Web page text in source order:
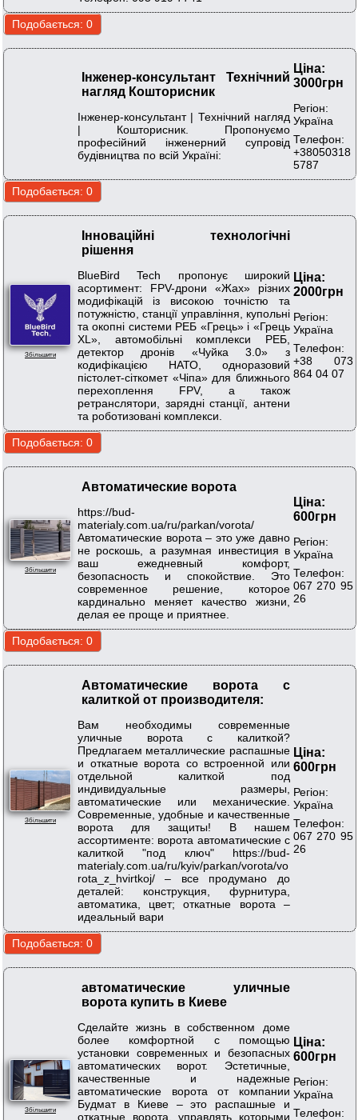
Інженер-консультант Технічний
нагляд Кошторисник
Інженер-консультант | Технічний нагляд
| Кошторисник. Пропонуємо
професійний інженерний супровід
будівництва по всій Україні:
Ціна:
3000грн
Регіон:
Україна
Телефон:
+38050318
5787
Збільшити
Інноваційні технологічні
рішення
BlueBird Tech пропонує широкий
асортимент: FPV-дрони «Жах» різних
модифікацій із високою точністю та
потужністю, станції управління, купольні
та окопні системи РЕБ «Грець» і «Грець
XL», автомобільні комплекси РЕБ,
детектор дронів «Чуйка 3.0» з
кодифікацією НАТО, одноразовий
пістолет-сіткомет «Чіпа» для ближнього
перехоплення FPV, а також
ретранслятори, зарядні станції, антени
та роботизовані комплекси.
Ціна:
2000грн
Регіон:
Україна
Телефон:
+38 073
864 04 07
Збільшити
Автоматические ворота
https://bud-
materialy.com.ua/ru/parkan/vorota/
Автоматические ворота – это уже давно
не роскошь, а разумная инвестиция в
ваш ежедневный комфорт,
безопасность и спокойствие. Это
современное решение, которое
кардинально меняет качество жизни,
делая ее проще и приятнее.
Ціна:
600грн
Регіон:
Україна
Телефон:
067 270 95
26
Збільшити
Автоматические ворота с
калиткой от производителя:
Вам необходимы современные
уличные ворота с калиткой?
Предлагаем металлические распашные
и откатные ворота со встроенной или
отдельной калиткой под
индивидуальные размеры,
автоматические или механические.
Современные, удобные и качественные
ворота для защиты! В нашем
ассортименте: ворота автоматические с
калиткой "под ключ" https://bud-
materialy.com.ua/ru/kyiv/parkan/vorota/vo
rota_z_hvirtkoj/ – все продумано до
деталей: конструкция, фурнитура,
автоматика, цвет; откатные ворота –
идеальный вари
Ціна:
600грн
Регіон:
Україна
Телефон:
067 270 95
26
Збільшити
автоматические уличные
ворота купить в Киеве
Сделайте жизнь в собственном доме
более комфортной с помощью
установки современных и безопасных
автоматических ворот. Эстетичные,
качественные и надежные
автоматические ворота от компании
Будмат в Киеве – это распашные и
откатные ворота, управлять которыми
Ціна:
600грн
Регіон:
Україна
Телефон: